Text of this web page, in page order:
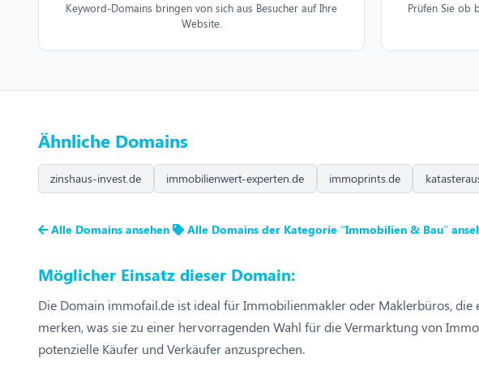
Keyword-Domains bringen von sich aus Besucher auf Ihre
Website.
Prüfen Sie ob
Ähnliche Domains
zinshaus-invest.de immobilienwert-experten.de immoprints.de
Alle Domains ansehen Alle Domains der Kategorie “Immobilien & Bau”
Möglicher Einsatz dieser Domain:
Die Domain immofail.de ist ideal für Immobilienmakler oder Maklerbüros,
merken, was sie zu einer hervorragenden Wahl für die Vermarktung von
potenzielle Käufer und Verkäufer anzusprechen.